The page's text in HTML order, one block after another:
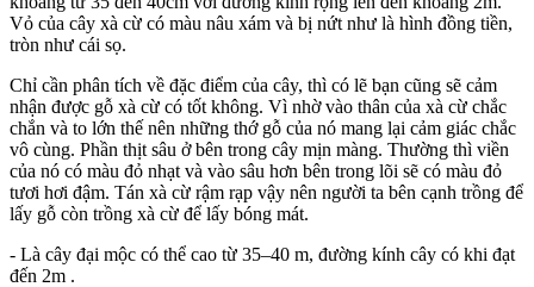
Vỏ của cây xà cừ có màu nâu xám và bị nứt như là hình đồng tiền,
tròn như cái sọ.
Chỉ cần phân tích về đặc điểm của cây, thì có lẽ bạn cũng sẽ cảm
nhận được gỗ xà cừ có tốt không. Vì nhờ vào thân của xà cừ chắc
chắn và to lớn thế nên những thớ gỗ của nó mang lại cảm giác chắc
vô cùng. Phần thịt sâu ở bên trong cây mịn màng. Thường thì viền
của nó có màu đỏ nhạt và vào sâu hơn bên trong lõi sẽ có màu đỏ
tươi hơi đậm. Tán xà cừ rậm rạp vậy nên người ta bên cạnh trồng để
lấy gỗ còn trồng xà cừ để lấy bóng mát.
- Là cây đại mộc có thể cao từ 35–40 m, đường kính cây có khi đạt
đến 2m .